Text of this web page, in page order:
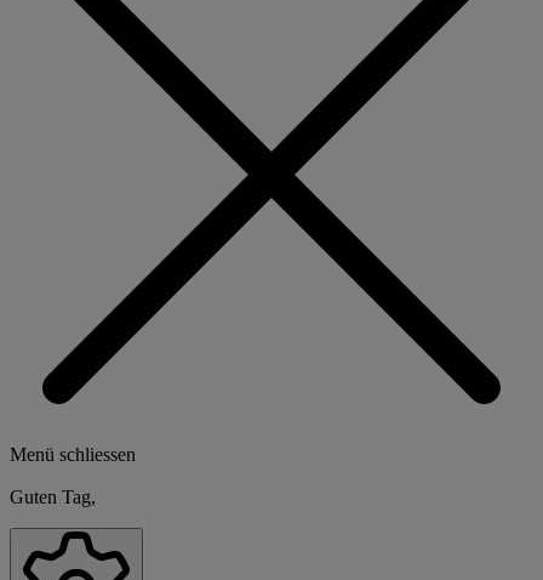
Menü schliessen
Guten Tag,